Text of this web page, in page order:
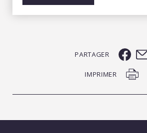
PARTAGER
IMPRIMER